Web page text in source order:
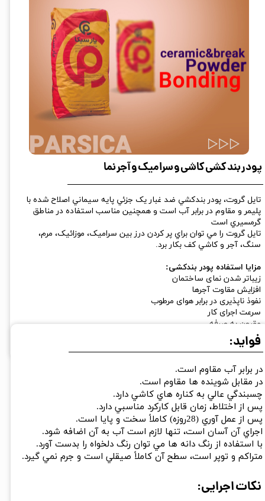
پودر بند کشی کاشی و سرامیک و آجر نما
تايل گروت، پودر بندكشي ضد غبار يک جزئي پايه سيماني اصلاح شده با
پليمر و مقاوم در برابر آب است و همچنین مناسب استفاده در مناطق
گرمسيري است
تايل گروت را مي توان براي پر كردن درز بين سراميک، موزائيک، مرم،
سنگ، آجر و كاشي كف بكار برد.
مزایا استفاده پودر بندکشی:
زیباتر شدن نمای ساختمان
افزایش مقاوت آجرها
نفوذ ناپذیری در برابر هوای مرطوب
سرعت اجرای کار
مقرون به صرفه
فواید:
در برابر آب مقاوم است.
در مقابل شوينده ها مقاوم است.
چسبندگي عالي به كناره هاي كاشي دارد.
پس از اختلاط، زمان قابل كاركرد مناسبي دارد.
پس از عمل آوري (28روزه) كاملاً سخت و پايا است.
اجراي آن آسان است، تنها لازم است آب به آن اضافه شود.
با استفاده از رنگ دانه ها مي توان رنگ دلخواه را بدست آورد.
متراكم و توپر است، سطح آن كاملاً صيقلي است و جرم نمي گيرد.
نکات اجرایی: